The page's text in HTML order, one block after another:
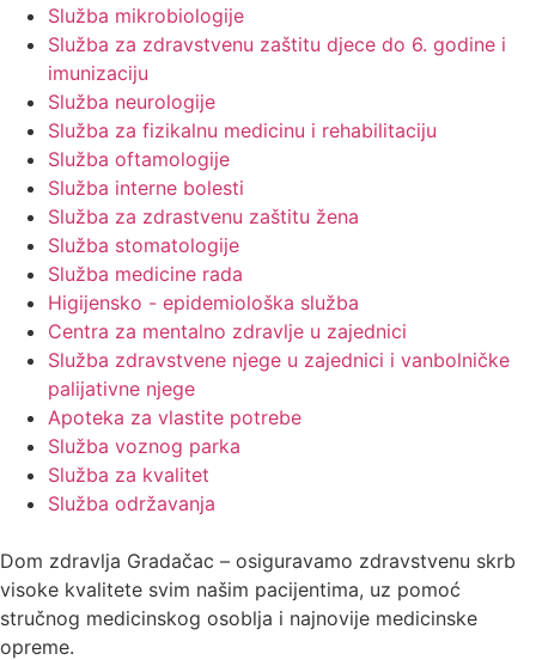
Služba mikrobiologije
Služba za zdravstvenu zaštitu djece do 6. godine i
imunizaciju
Služba neurologije
Služba za fizikalnu medicinu i rehabilitaciju
Služba oftamologije
Služba interne bolesti
Služba za zdrastvenu zaštitu žena
Služba stomatologije
Služba medicine rada
Higijensko - epidemiološka služba
Centra za mentalno zdravlje u zajednici
Služba zdravstvene njege u zajednici i vanbolničke
palijativne njege
Apoteka za vlastite potrebe
Služba voznog parka
Služba za kvalitet
Služba održavanja
Dom zdravlja Gradačac – osiguravamo zdravstvenu skrb
visoke kvalitete svim našim pacijentima, uz pomoć
stručnog medicinskog osoblja i najnovije medicinske
opreme.